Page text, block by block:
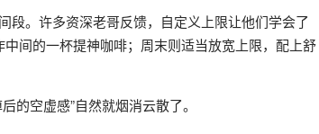
段。许多资深老哥反馈，自定义上限让他们学会了
间的一杯提神咖啡；周末则适当放宽上限，配上舒
的空虚感”自然就烟消云散了。